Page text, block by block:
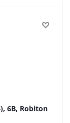
6В, Robiton